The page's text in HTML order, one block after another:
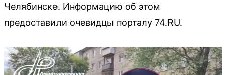
Челябинске. Информацию об этом
предоставили очевидцы порталу 74.RU.